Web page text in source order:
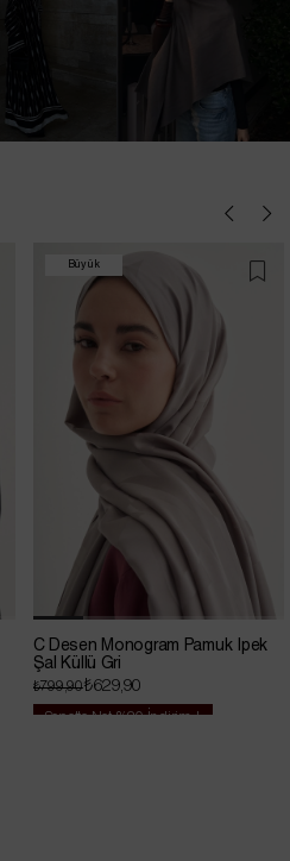
C Desen Monogram Pamuk İpek
Şal Küllü Gri
₺629,90
₺799,90
Sepette Net %20 İndirim !
Büyük
İndirim